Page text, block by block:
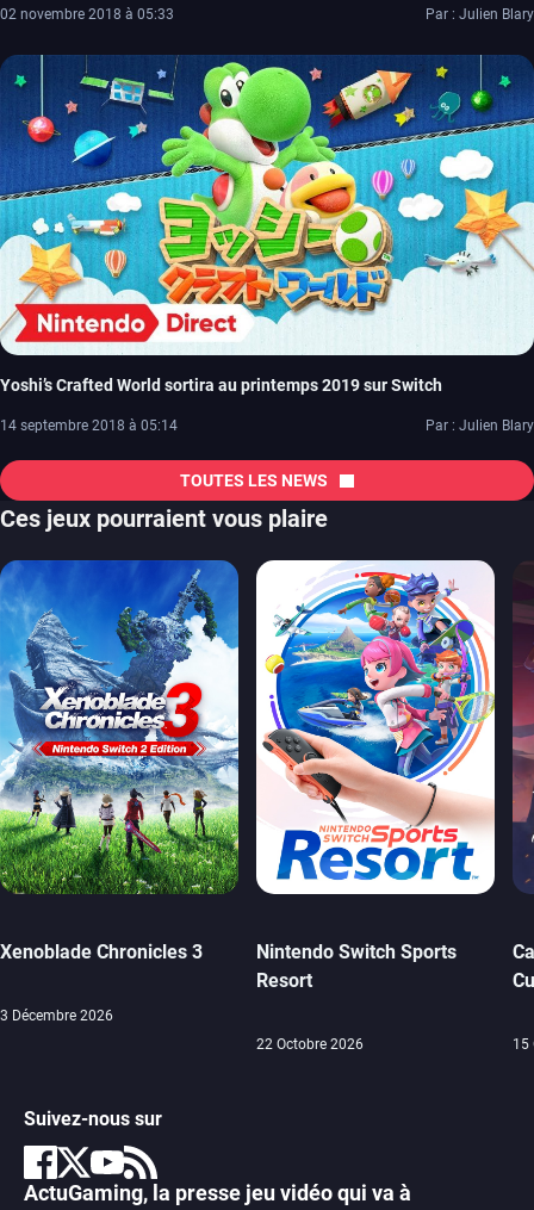
02 novembre 2018 à 05:33 Par : Julien Blary
Yoshi’s Crafted World sortira au printemps 2019 sur Switch
14 septembre 2018 à 05:14 Par : Julien Blary
TOUTES LES NEWS
Ces jeux pourraient vous plaire
Xenoblade Chronicles 3
3 Décembre 2026
Nintendo Switch Sports
Resort
22 Octobre 2026 15
Suivez-nous sur
ActuGaming, la presse jeu vidéo qui va à